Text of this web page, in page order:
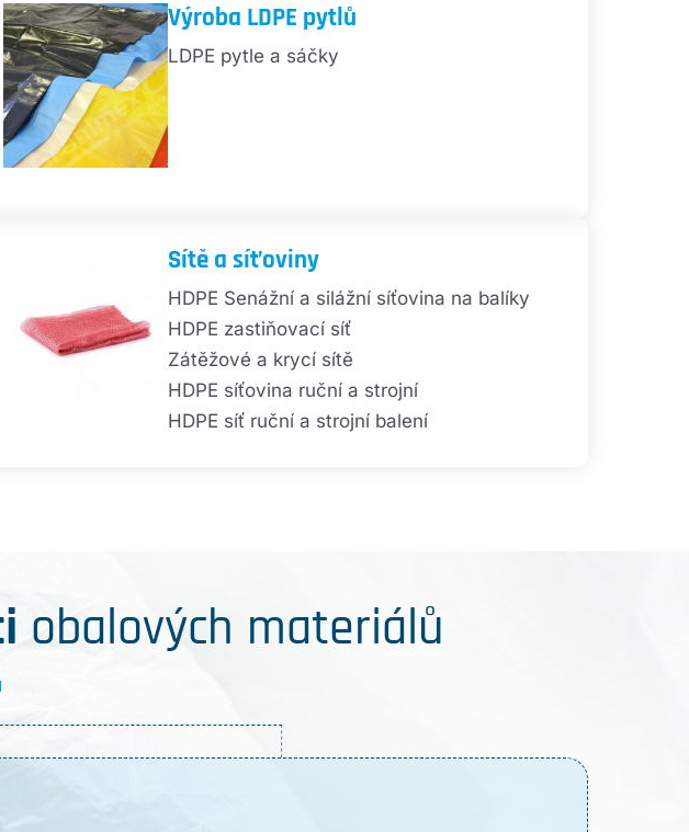
Výroba LDPE pytlů
LDPE pytle a sáčky
Sítě a síťoviny
HDPE Senážní a silážní síťovina na balíky
HDPE zastiňovací síť
Zátěžové a krycí sítě
HDPE síťovina ruční a strojní
HDPE síť ruční a strojní balení
obalových materiálů